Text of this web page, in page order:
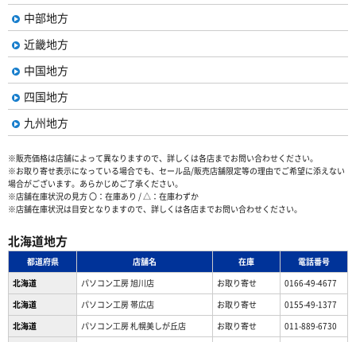
中部地方
近畿地方
中国地方
四国地方
九州地方
※販売価格は店舗によって異なりますので、詳しくは各店までお問い合わせください。
※お取り寄せ表示になっている場合でも、セール品/販売店舗限定等の理由でご希望に添えない
場合がございます。あらかじめご了承ください。
※店舗在庫状況の見方 〇：在庫あり / △：在庫わずか
※店舗在庫状況は目安となりますので、詳しくは各店までお問い合わせください。
北海道地方
都道府県 店舗名 在庫
電話番号
北海道
パソコン工房 旭川店 お取り寄せ
0166-49-4677
北海道
パソコン工房 帯広店 お取り寄せ
0155-49-1377
北海道
パソコン⼯房 札幌美しが丘店 お取り寄せ
011-889-6730